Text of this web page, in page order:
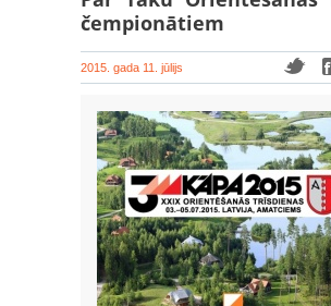
čempionātiem
2015. gada 11. jūlijs